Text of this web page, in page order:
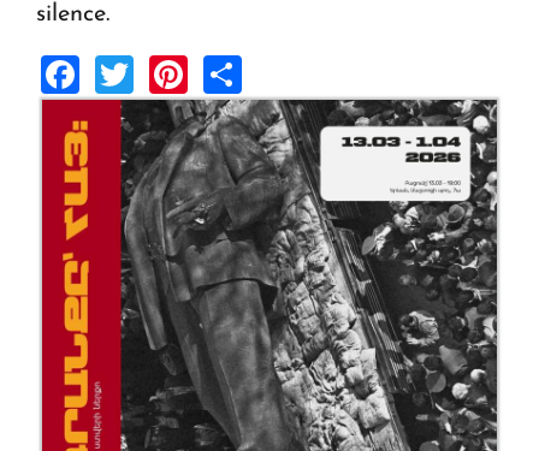
silence.
Facebook
TwitterPinterest